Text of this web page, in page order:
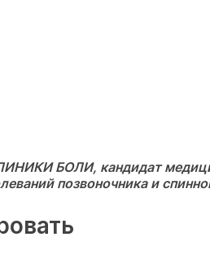
БОЛИ, кандидат
позвоночника и